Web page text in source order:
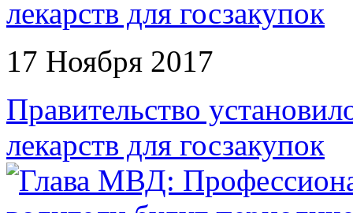
17 Ноября 2017
Правительство
лекарств для госзакупок